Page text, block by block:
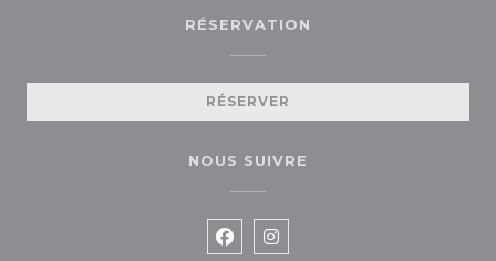
RÉSERVATION
RÉSERVER
NOUS SUIVRE
Facebook ((ouvre une
Instagram ((ouvre une